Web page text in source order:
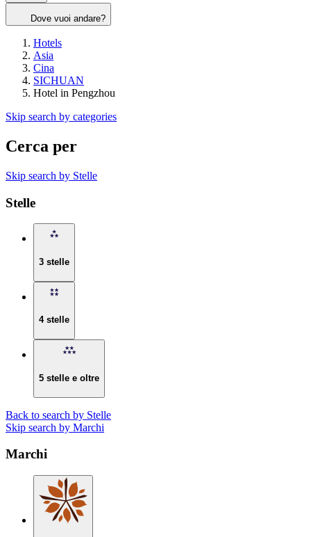
Dove vuoi andare?
Hotels
Asia
Cina
SICHUAN
Hotel in Pengzhou
Skip search by categories
Cerca per
Skip search by Stelle
Stelle
3 stelle
4 stelle
5 stelle e oltre
Back to search by Stelle
Skip search by Marchi
Marchi